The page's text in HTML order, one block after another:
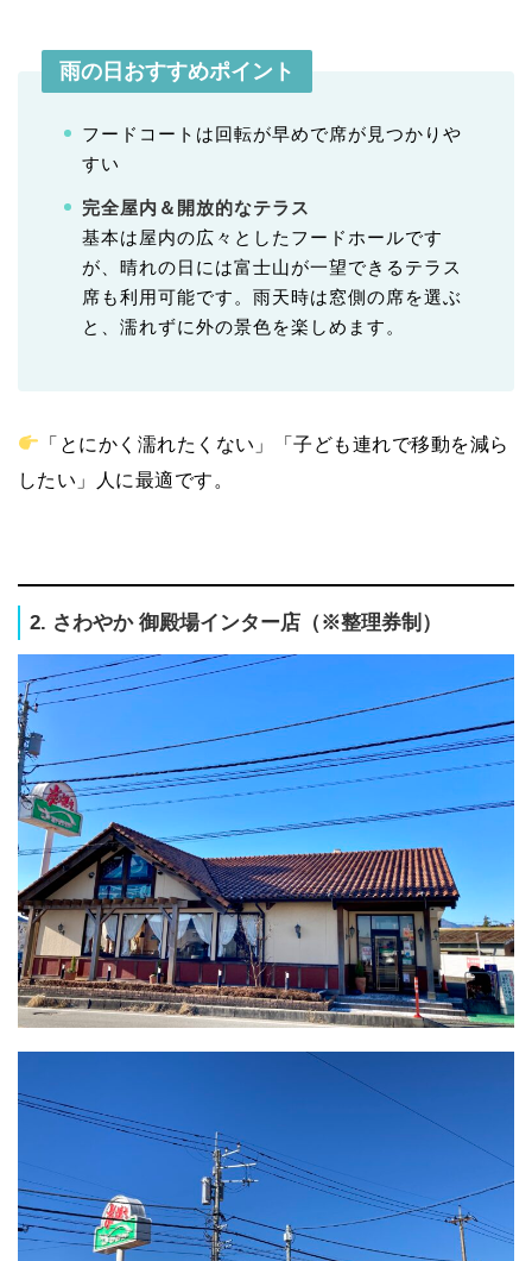
雨の日おすすめポイント
フードコートは回転が早めで席が見つかりや
すい
完全屋内＆開放的なテラス
基本は屋内の広々としたフードホールです
が、晴れの日には富士山が一望できるテラス
席も利用可能です。雨天時は窓側の席を選ぶ
と、濡れずに外の景色を楽しめます。
「とにかく濡れたくない」「子ども連れで移動を減ら
したい」人に最適です。
2. さわやか 御殿場インター店（※整理券制）